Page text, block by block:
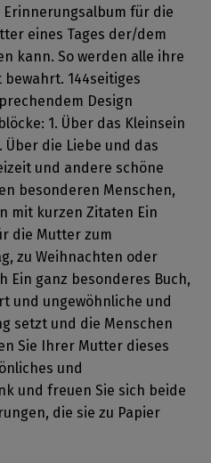
Erinnerungsalbum für die
eines Tages der/dem
kann. So werden alle ihre
144seitiges
Design
1. Über das Kleinsein
Über die Liebe und das
und andere schöne
besonderen Menschen,
mit kurzen Zitaten Ein
die Mutter zum
zu Weihnachten oder
Ein ganz besonderes Buch,
und ungewöhnliche und
setzt und die Menschen
Sie Ihrer Mutter dieses
und
und freuen Sie sich beide
die sie zu Papier